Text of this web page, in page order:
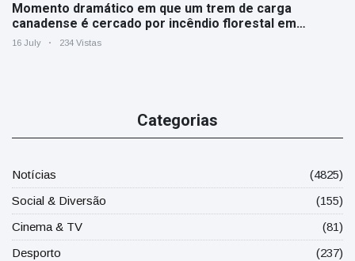
Momento dramático em que um trem de carga
canadense é cercado por incêndio florestal em
Ontário
16 July 234 Vistas
Categorias
Notícias
(4825)
Social & Diversão
(155)
Cinema & TV
(81)
Desporto
(237)